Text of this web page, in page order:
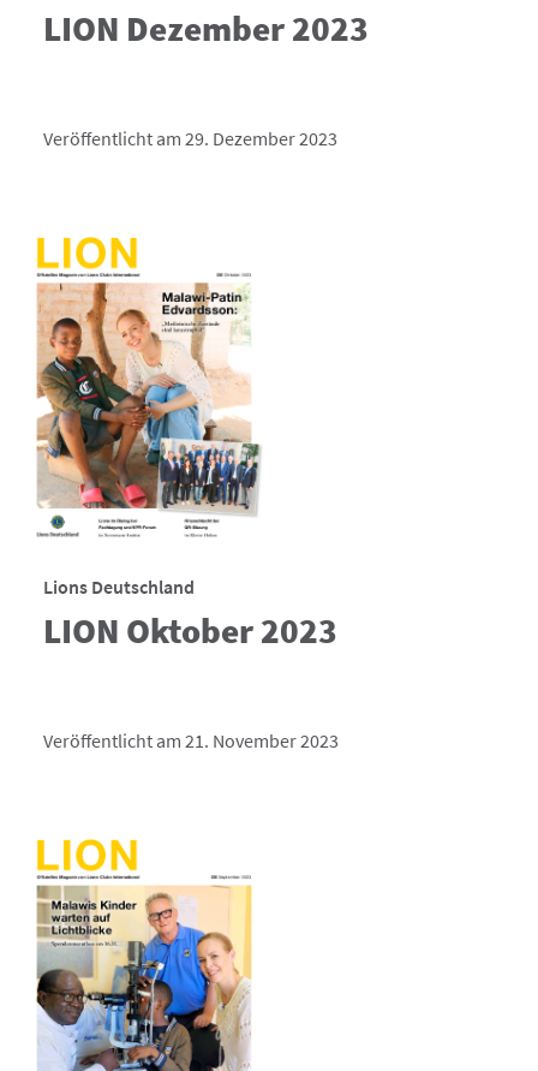
LION Dezember 2023
Veröffentlicht am 29. Dezember 2023
Lions Deutschland
LION Oktober 2023
Veröffentlicht am 21. November 2023